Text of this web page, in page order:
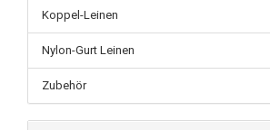
Koppel-Leinen
Nylon-Gurt Leinen
Zubehör